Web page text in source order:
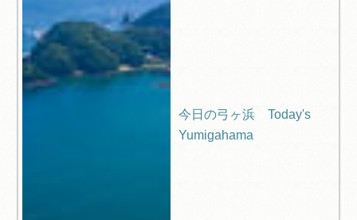
今日の弓ヶ浜 Today's
Yumigahama